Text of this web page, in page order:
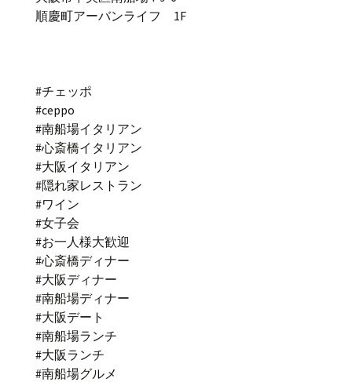
順慶町アーバンライフ 1F
#チェッポ
#ceppo
#南船場イタリアン
#心斎橋イタリアン
#大阪イタリアン
#隠れ家レストラン
#ワイン
#女子会
#お一人様大歓迎
#心斎橋ディナー
#大阪ディナー
#南船場ディナー
#大阪デート
#南船場ランチ
#大阪ランチ
#南船場グルメ